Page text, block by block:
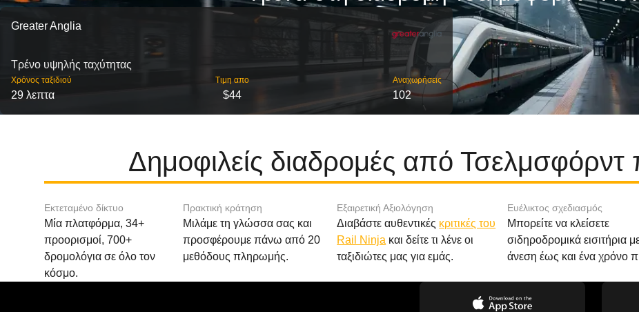
Greater Anglia
Τρένο υψηλής ταχύτητας
Χρόνος ταξιδιού
29 λεπτα
Τιμη απο
$44
Αναχωρήσεις
102
Δημοφιλείς διαδρομές από Τσελμσφόρντ
Εκτεταμένο δίκτυο
Μία πλατφόρμα, 34+
προορισμοί, 700+
δρομολόγια σε όλο τον
κόσμο.
Πρακτική κράτηση
Μιλάμε τη γλώσσα σας και
προσφέρουμε πάνω από 20
μεθόδους πληρωμής.
Εξαιρετική Αξιολόγηση
Διαβάστε αυθεντικές κριτικές του
Rail Ninja και δείτε τι λένε οι
ταξιδιώτες μας για εμάς.
Ευέλικτος σχεδιασμός
Μπορείτε να κλείσετε
σιδηροδρομικά εισιτήρια
άνεση έως και ένα χρόνο